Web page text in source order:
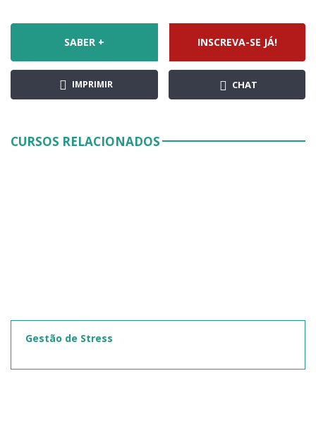
SABER + INSCREVA-SE JÁ!
IMPRIMIR CHAT
CURSOS RELACIONADOS
Gestão de Stress